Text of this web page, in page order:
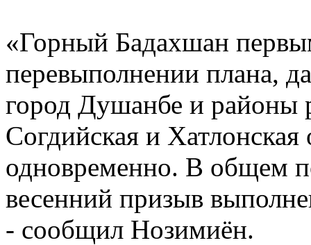
«Горный Бадахшан
перевыполнении плана,
город Душанбе и районы
Согдийская и
одновременно. В общем
весенний призыв
- сообщил Нозимиён.